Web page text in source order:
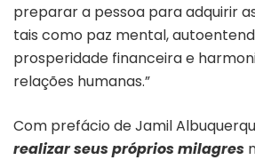
preparar a pessoa para adquirir
tais como paz mental,
prosperidade financeira e
relações humanas.”
Com prefácio de Jamil
realizar seus próprios milagres